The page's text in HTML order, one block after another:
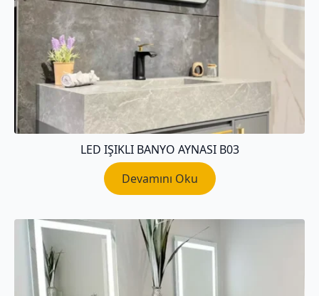
LED IŞIKLI BANYO AYNASI B03
Devamını Oku